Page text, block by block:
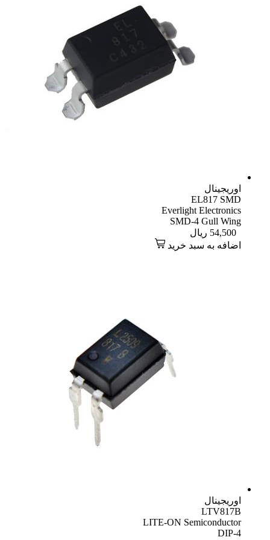
اوریجینال
EL817 SMD
Everlight Electronics
SMD-4 Gull Wing
54,500 ریال
اضافه به سبد خرید
اوریجینال
LTV817B
LITE-ON Semiconductor
DIP-4